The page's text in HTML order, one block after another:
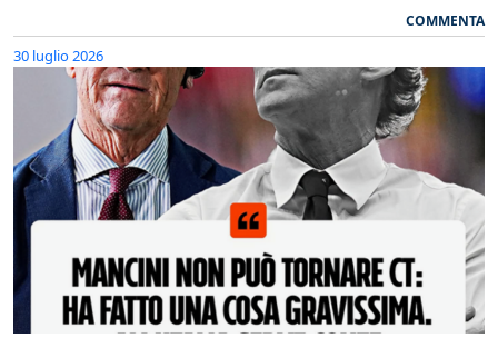
COMMENTA
30 luglio 2026